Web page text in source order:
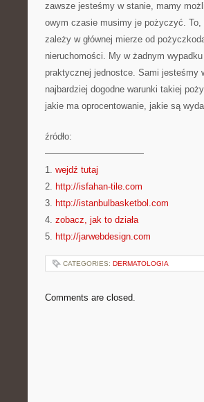
zawsze jesteśmy w stanie, mamy
owym czasie musimy je pożyczyć.
zależy w głównej mierze od
nieruchomości. My w żadnym
praktycznej jednostce. Sami jesteśmy
najbardziej dogodne warunki takiej
jakie ma oprocentowanie, jakie są
źródło:
———————————
1. wejdź tutaj
2. http://isfahan-tile.com
3. http://istanbulbasketbol.com
4. zobacz, jak to działa
5. http://jarwebdesign.com
CATEGORIES: DERMATOLOGIA
Comments are closed.